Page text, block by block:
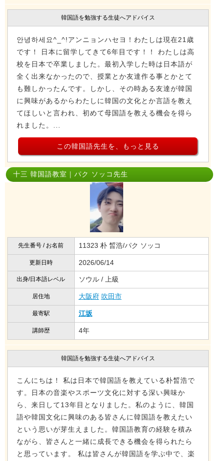
韓国語を勉強する生徒へアドバイス
안녕하세요^_^!アンニョンハセヨ！わたしは現在21歳
です！ 日本に留学してきて6年目です！！ わたしは高
校を日本で卒業しました。最初入学した時は日本語が
全く出来なかったので、授業とか友達作る事とかとて
も難しかったんです。しかし、その時ある友達が韓国
に興味があるからわたしに韓国の文化とか言語を教え
てほしいと言われ、初めて母国語を教える機会を得ら
れました。...
この韓国語先生を、もっと見る
十三 韓国語教室｜パク ソッコ先生
先生番号 / お名前 11323 朴 晳浩/パク ソッコ
更新日時 2026/06/14
出身/日本語レベル ソウル / 上級
居住地 大阪府 吹田市
最寄駅 江坂
講師歴 4年
韓国語を勉強する生徒へアドバイス
こんにちは！ 私は日本で韓国語を教えている朴晳浩で
す。日本の音楽やスポーツ文化に対する深い興味か
ら、来日して13年目となりました。私のように、韓国
語や韓国文化に興味のある皆さんに韓国語を教えたい
という思いが芽生えました。韓国語教育の経験を積み
ながら、皆さんと一緒に成長できる機会を得られたら
と思っています。 私は皆さんが韓国語を学ぶ中で、楽